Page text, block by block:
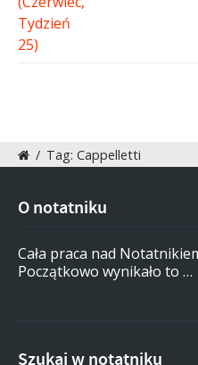
/ Tag: Cappelletti
O notatniku
Cała praca nad
Początkowo wynikało to …
Szukaj w notatniku